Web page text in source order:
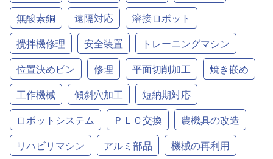
無酸素銅
遠隔対応
溶接ロボット
攪拌機修理
安全装置
トレーニングマシン
位置決めピン
修理 平面切削加工
焼き嵌め
工作機械
傾斜穴加工
短納期対応
ロボットシステム
ＰＬＣ交換
農機具の改造
リハビリマシン
アルミ部品 機械の再利用